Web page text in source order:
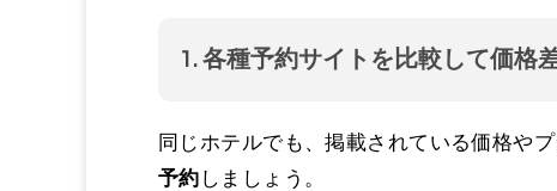
1. 各種予約サイトを比較して価格
同じホテルでも、掲載されている価格や
予約 しましょう。